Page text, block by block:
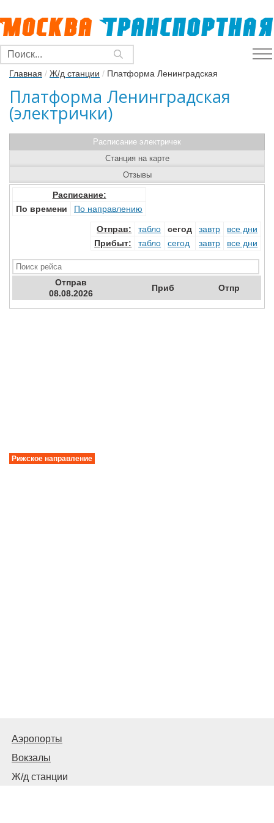
Главная / Ж/д станции / Платформа Ленинградская
Платформа Ленинградская
(электрички)
Расписание электричек
Расписание:
По времени
По направлению
Отправ: табло сегод завтр
все дни
Прибыт: табло сегод завтр все дни
Отправ
08.08.2026
Приб Отпр
Станция на карте
Отзывы
Рижское направление
Аэропорты
Вокзалы
Ж/д станции